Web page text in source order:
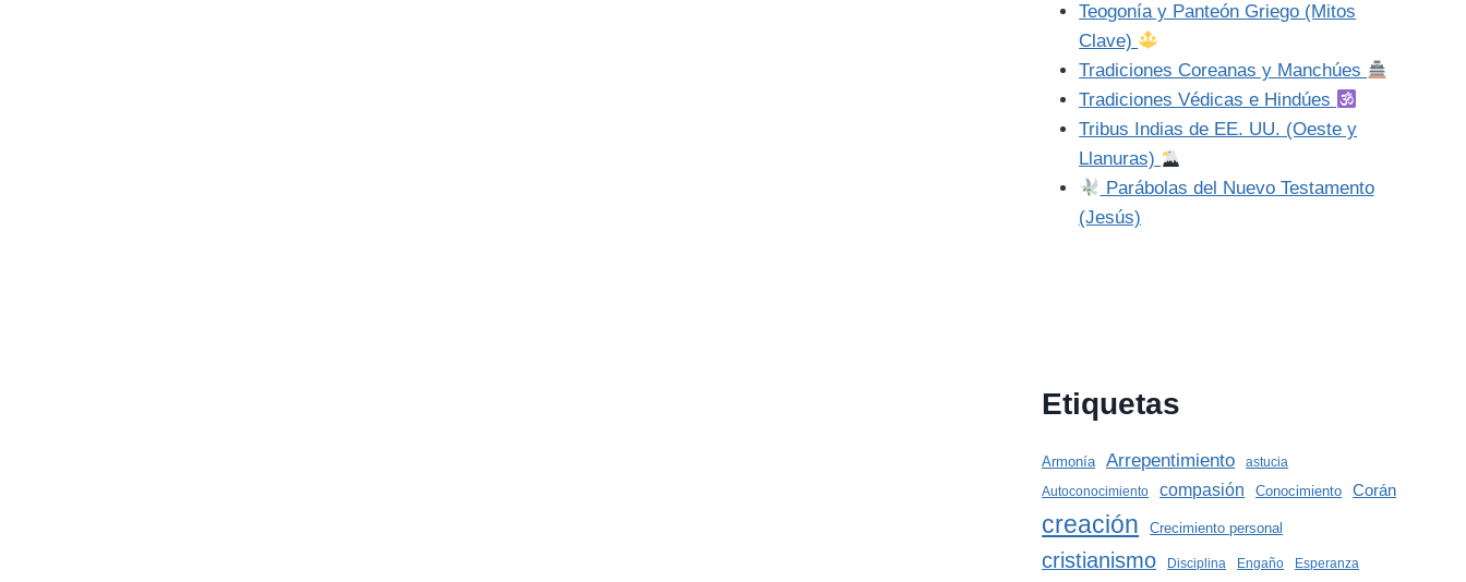
Teogonía y Panteón Griego (Mitos
Clave)
Tradiciones Coreanas y Manchúes
Tradiciones Védicas e Hindúes
Tribus Indias de EE. UU. (Oeste y
Llanuras)
Parábolas del Nuevo Testamento
(Jesús)
Etiquetas
Armonía Arrepentimiento
astucia
Autoconocimiento
compasión Conocimiento Corán
creación Crecimiento personal
cristianismo Disciplina Engaño Esperanza